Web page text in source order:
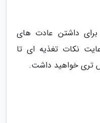
برای داشتن عادت های
نکات تغذیه ای تا
تری خواهید داشت.